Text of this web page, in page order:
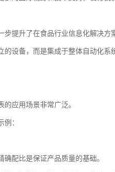
步提升了在食品行业信息化解决方
的设备，而是集成于整体自动化系
应用场景非常广泛。
例：
配比是保证产品质量的基础。